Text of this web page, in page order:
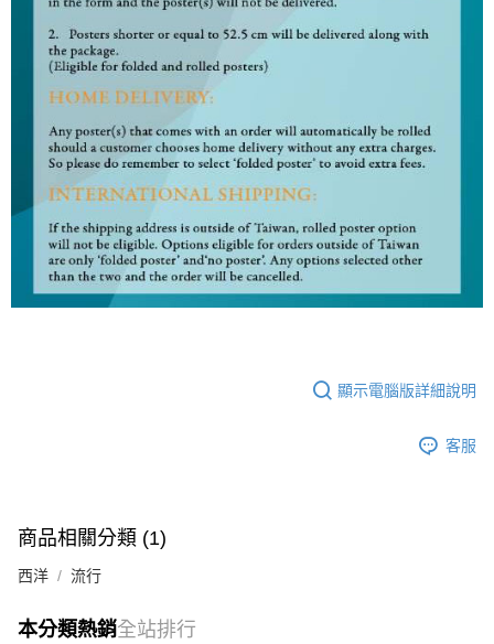
顯示電腦版詳細說明
客服
商品相關分類 (1)
西洋 流行
本分類熱銷全站排行